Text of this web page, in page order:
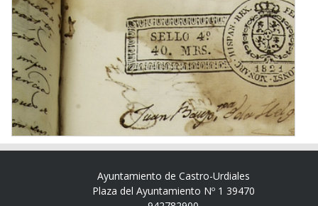
Ayuntamiento de Castro-Urdiales
Plaza del Ayuntamiento Nº 1 39470